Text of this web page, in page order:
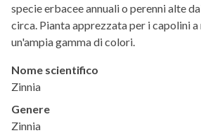
specie erbacee annuali o perenni alte
circa. Pianta apprezzata per i capolini
un'ampia gamma di colori.
Nome scientifico
Zinnia
Genere
Zinnia